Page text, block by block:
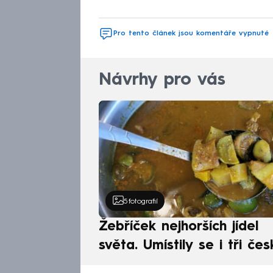
Pro tento článek jsou komentáře vypnuté
Návrhy pro vás
5 fotografií
Žebříček nejhorších jídel
světa. Umístily se i tři